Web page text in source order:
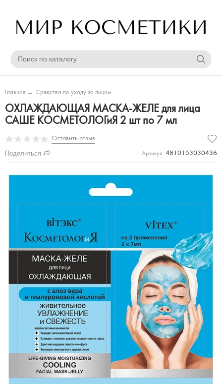
Главная → Средства по уходу за лицом
ОХЛАЖДАЮЩАЯ МАСКА-ЖЕЛЕ для лица
САШЕ КОСМЕТОЛОГиЯ 2 шт по 7 мл
Оставить отзыв
Поделиться Артикул: 4810153030436